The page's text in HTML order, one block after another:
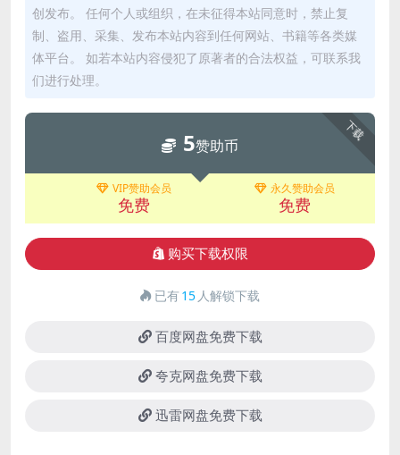
创发布。 任何个人或组织，在未征得本站同意时，禁止复
制、盗用、采集、发布本站内容到任何网站、书籍等各类媒
体平台。 如若本站内容侵犯了原著者的合法权益，可联系我
们进行处理。
下载
5赞助币
VIP赞助会员
免费
永久赞助会员
免费
购买下载权限
已有15 人解锁下载
百度网盘免费下载
夸克网盘免费下载
迅雷网盘免费下载